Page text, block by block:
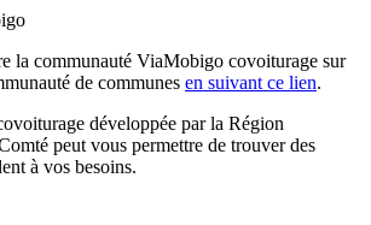
la communauté ViaMobigo covoiturage sur
de communes en suivant ce lien.
développée par la Région
peut vous permettre de trouver des
à vos besoins.